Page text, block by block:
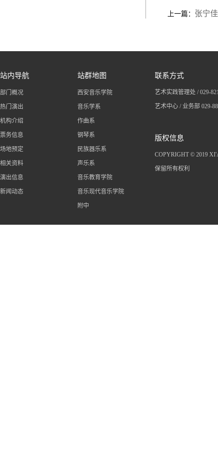
上一篇： 张宁
站内导航
部门概况
热门演出
机构介绍
票务信息
场地预定
相关资料
演出信息
新闻动态
站群地图
西安音乐学院
音乐学系
作曲系
钢琴系
民族器乐系
声乐系
音乐教育学院
音乐现代音乐学院
附中
联系方式
艺术实践管理处 / 029-
艺术中心 / 业务部 029-
版权信息
COPYRIGHT © 2019
保留所有权利